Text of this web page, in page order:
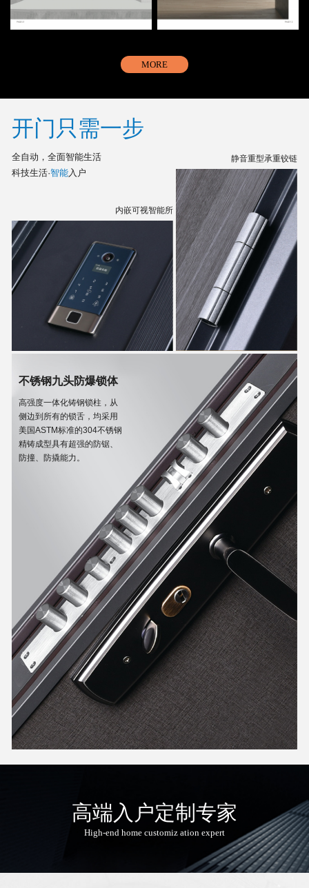
MORE
开门只需一步
全自动，全面智能生活
科技生活·智能入户
内嵌可视智能所
静音重型承重铰链
不锈钢九头防爆锁体
高强度一体化铸钢锁柱，从
侧边到所有的锁舌，均采用
美国ASTM标准的304不锈钢
精铸成型具有超强的防锯、
防撞、防撬能力。
高端入户定制专家
High-end home customiz ation expert